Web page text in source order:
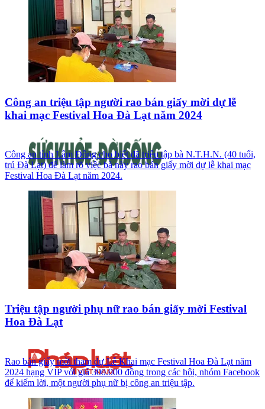
Công an triệu tập người rao bán giấy mời dự lễ
khai mạc Festival Hoa Đà Lạt năm 2024
Công an tỉnh Lâm Đồng cho biết đã triệu tập bà N.T.H.N. (40 tuổi,
trú Đà Lạt) để làm rõ việc bà này rao bán giấy mời dự lễ khai mạc
Festival Hoa Đà Lạt năm 2024.
Triệu tập người phụ nữ rao bán giấy mời Festival
Hoa Đà Lạt
Rao bán giấy mời tham dự Lễ Khai mạc Festival Hoa Đà Lạt năm
2024 hạng VIP với giá 300.000 đồng trong các hội, nhóm Facebook
để kiếm lời, một người phụ nữ bị công an triệu tập.